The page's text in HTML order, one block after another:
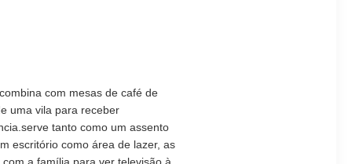
com mesas de café de
uma vila para receber
tanto como um assento
escritório como área de lazer, as